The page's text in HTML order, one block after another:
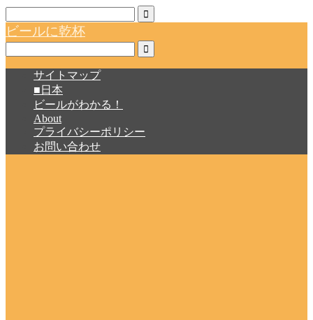
ビールに乾杯
サイトマップ
■日本
ビールがわかる！
About
プライバシーポリシー
お問い合わせ